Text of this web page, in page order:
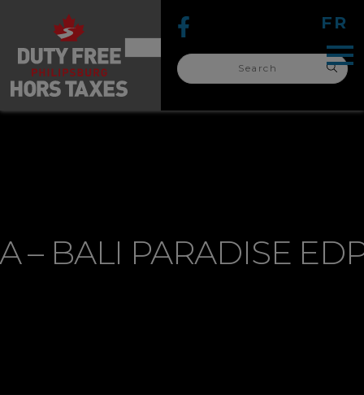
for:
FR
search
for:
– BALI PARADISE